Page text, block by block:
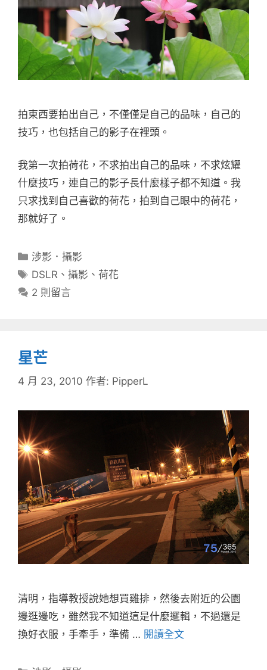
拍東西要拍出自己，不僅僅是自己的品味，自己的
技巧，也包括自己的影子在裡頭。
我第一次拍荷花，不求拍出自己的品味，不求炫耀
什麼技巧，連自己的影子長什麼樣子都不知道。我
只求找到自己喜歡的荷花，拍到自己眼中的荷花，
那就好了。
分
類
涉影．攝影
標
籤
DSLR 、攝影 、荷花
2 則留言
星芒
4 月 23, 2010 作者: PipperL
清明，指導教授說她想買雞排，然後去附近的公園
邊逛邊吃，雖然我不知道這是什麼邏輯，不過還是
換好衣服，手牽手，準備 … 閱讀全文